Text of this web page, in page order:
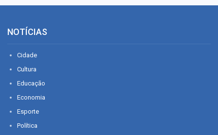
NOTÍCIAS
Cidade
Cultura
Educação
Economia
Esporte
Política